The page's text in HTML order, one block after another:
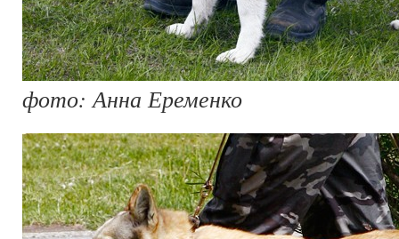
фото: Анна Еременко